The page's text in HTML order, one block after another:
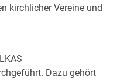
kirchlicher Vereine und
Dazu gehört